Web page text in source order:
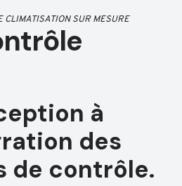
CLIMATISATION SUR MESURE
à
des
de contrôle.